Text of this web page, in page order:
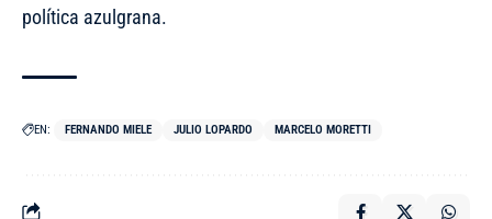
política azulgrana.
EN: FERNANDO MIELE JULIO LOPARDO MARCELO MORETTI